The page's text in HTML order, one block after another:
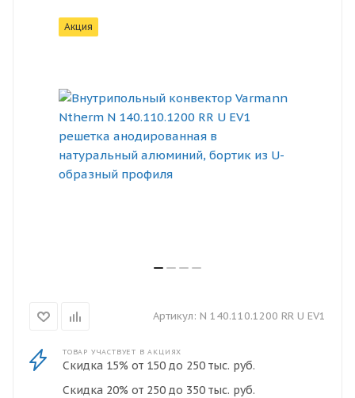
Акция
Артикул: N 140.110.1200 RR U EV1
ТОВАР УЧАСТВУЕТ В АКЦИЯХ
Скидка 15% от 150 до 250 тыс. руб.
Скидка 20% от 250 до 350 тыс. руб.